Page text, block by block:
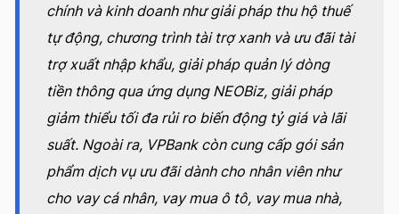
chính và kinh doanh như giải pháp thu hộ thuế
tự động, chương trình tài trợ xanh và ưu đãi tài
trợ xuất nhập khẩu, giải pháp quản lý dòng
tiền thông qua ứng dụng NEOBiz, giải pháp
giảm thiểu tối đa rủi ro biến động tỷ giá và lãi
suất. Ngoài ra, VPBank còn cung cấp gói sản
phẩm dịch vụ ưu đãi dành cho nhân viên như
cho vay cá nhân, vay mua ô tô, vay mua nhà,